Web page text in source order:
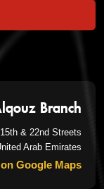
Branch
& 22nd Streets,
Arab Emirates
Google Maps